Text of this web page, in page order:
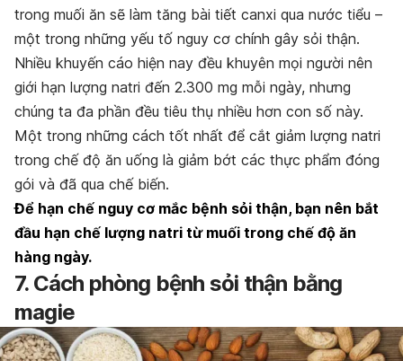
trong muối ăn sẽ làm tăng bài tiết canxi qua nước tiểu –
một trong những yếu tố nguy cơ chính gây sỏi thận.
Nhiều khuyến cáo hiện nay đều khuyên mọi người nên
giới hạn lượng natri đến 2.300 mg mỗi ngày, nhưng
chúng ta đa phần đều tiêu thụ nhiều hơn con số này.
Một trong những cách tốt nhất để cắt giảm lượng natri
trong chế độ ăn uống là giảm bớt các thực phẩm đóng
gói và đã qua chế biến.
Để hạn chế nguy cơ mắc bệnh sỏi thận, bạn nên bắt
đầu hạn chế lượng natri từ muối trong chế độ ăn
hàng ngày.
7. Cách phòng bệnh sỏi thận bằng
magie